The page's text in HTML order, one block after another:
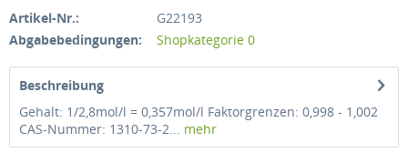
Artikel-Nr.:
G22193
Abgabebedingungen:
Shopkategorie 0
Beschreibung
Gehalt: 1/2,8mol/l = 0,357mol/l Faktorgrenzen: 0,998 - 1,002
CAS-Nummer: 1310-73-2... mehr